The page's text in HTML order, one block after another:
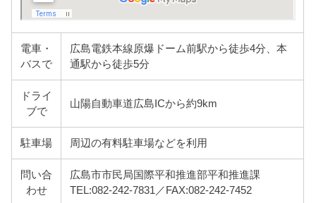
電車・
バスで
広島電鉄本線原爆ドーム前駅から徒歩4分、本
通駅から徒歩5分
ドライ
ブで
山陽自動車道広島ICから約9km
駐車場 周辺の有料駐車場などを利用
問い合
わせ
広島市市民局国際平和推進部平和推進課
TEL:082-242-7831／FAX:082-242-7452